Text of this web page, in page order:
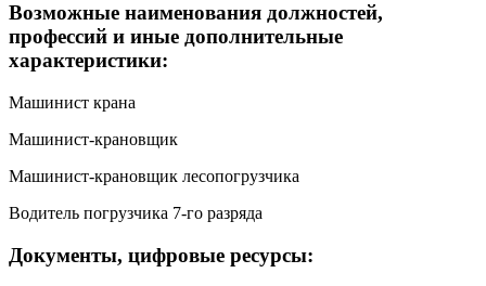
Возможные наименования должностей,
профессий и иные дополнительные
характеристики:
Машинист крана
Машинист-крановщик
Машинист-крановщик лесопогрузчика
Водитель погрузчика 7-го разряда
Документы, цифровые ресурсы: